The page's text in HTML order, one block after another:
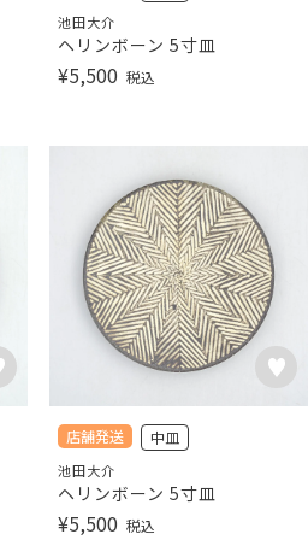
池田大介
ヘリンボーン 5寸皿
¥5,500 税込
店舗発送 中皿
池田大介
ヘリンボーン 5寸皿
¥5,500 税込